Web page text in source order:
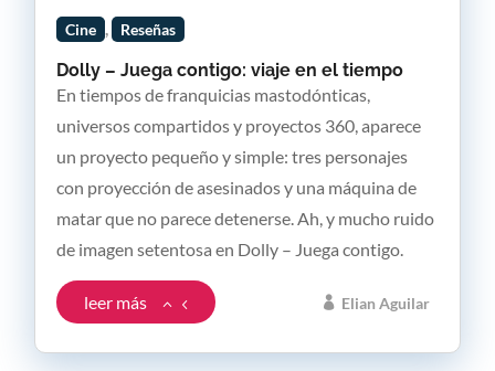
Dolly – Juega contigo: viaje en el tiempo
Elian Aguilar
Cine , Reseñas
En tiempos de franquicias mastodónticas,
universos compartidos y proyectos 360, aparece
un proyecto pequeño y simple: tres personajes
con proyección de asesinados y una máquina de
matar que no parece detenerse. Ah, y mucho ruido
de imagen setentosa en Dolly – Juega contigo.
leer más